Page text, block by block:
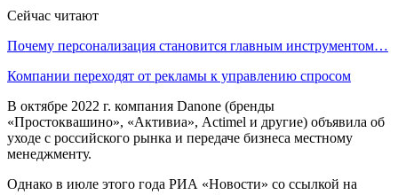
Сейчас читают
Почему персонализация становится главным инструментом…
Компании переходят от рекламы к управлению спросом
В октябре 2022 г. компания Danone (бренды
«Простоквашино», «Активиа», Actimel и другие) объявила об
уходе с российского рынка и передаче бизнеса местному
менеджменту.
Однако в июле этого года РИА «Новости» со ссылкой на